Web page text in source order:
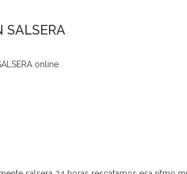
SALSERA
online